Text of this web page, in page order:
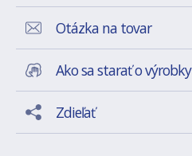
Otázka na tovar
Ako sa starať o výrobky
Zdieľať